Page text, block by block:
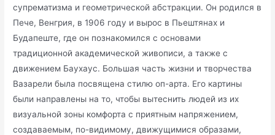
супрематизма и геометрической абстракции. Он родился в
Пече, Венгрия, в 1906 году и вырос в Пьештянах и
Будапеште, где он познакомился с основами
традиционной академической живописи, а также с
движением Баухаус. Большая часть жизни и творчества
Вазарели была посвящена стилю оп-арта. Его картины
были направлены на то, чтобы вытеснить людей из их
визуальной зоны комфорта с приятным напряжением,
создаваемым, по-видимому, движущимися образами,